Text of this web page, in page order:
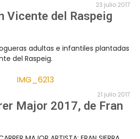
23 julio 2017
Vicente del Raspeig
adultas e infantiles plantadas
del Raspeig.
21 julio 2017
Major 2017, de Fran